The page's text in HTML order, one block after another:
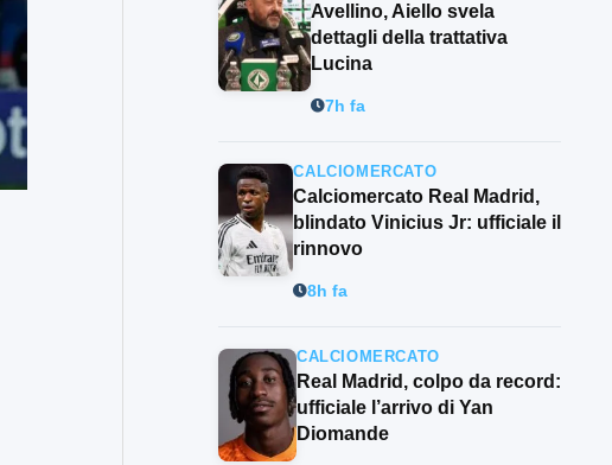
Avellino, Aiello svela
dettagli della trattativa
Lucina
7h fa
CALCIOMERCATO
Calciomercato Real Madrid,
blindato Vinicius Jr: ufficiale il
rinnovo
8h fa
CALCIOMERCATO
Real Madrid, colpo da record:
ufficiale l’arrivo di Yan
Diomande